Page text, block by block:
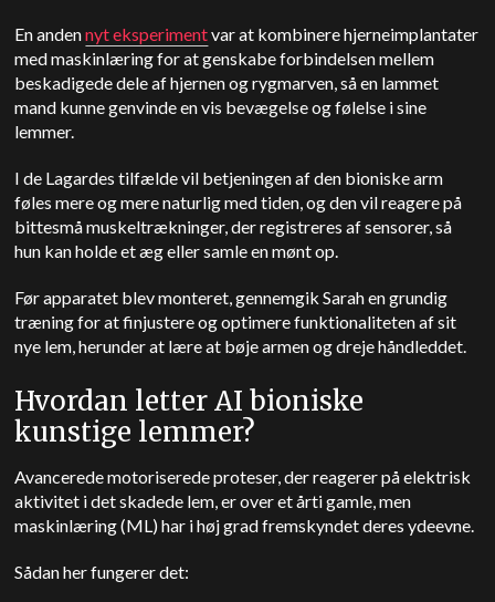
En andennyt eksperimentvar at kombinere hjerneimplantater
med maskinlæring for at genskabe forbindelsen mellem
beskadigede dele af hjernen og rygmarven, så en lammet
mand kunne genvinde en vis bevægelse og følelse i sine
lemmer.
I de Lagardes tilfælde vil betjeningen af den bioniske arm
føles mere og mere naturlig med tiden, og den vil reagere på
bittesmå muskeltrækninger, der registreres af sensorer, så
hun kan holde et æg eller samle en mønt op.
Før apparatet blev monteret, gennemgik Sarah en grundig
træning for at finjustere og optimere funktionaliteten af sit
nye lem, herunder at lære at bøje armen og dreje håndleddet.
Hvordan letter AI bioniske
kunstige lemmer?
Avancerede motoriserede proteser, der reagerer på elektrisk
aktivitet i det skadede lem, er over et årti gamle, men
maskinlæring (ML) har i høj grad fremskyndet deres ydeevne.
Sådan her fungerer det: